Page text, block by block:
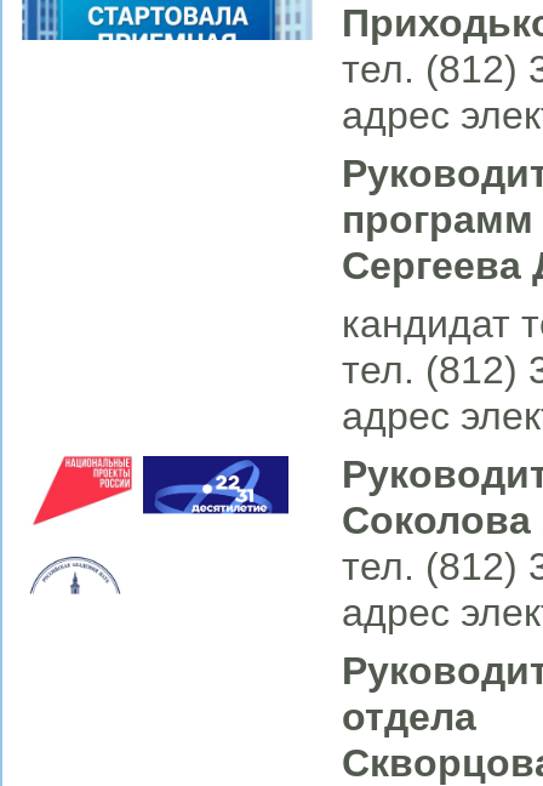
тел. (812)
адрес
программ
Сергеева
кандидат
тел. (812)
адрес
Соколова
тел. (812)
адрес
отдела